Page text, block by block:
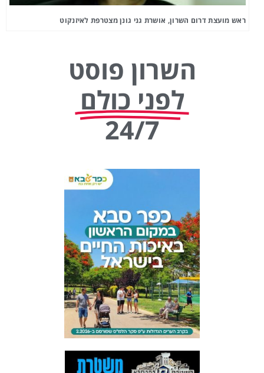
ראש מועצת דרום השרון, אושרת גני גונן מצטרפת לאיזנקוט
השרון פוסט
לפני כולם
24/7